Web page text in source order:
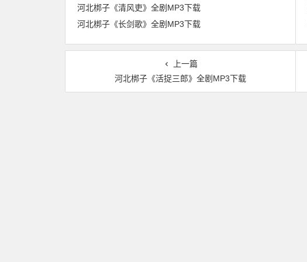
河北梆子《清风吏》全剧MP3下载
河北梆子《长剑歌》全剧MP3下载
上一篇
河北梆子《活捉三郎》全剧MP3下载